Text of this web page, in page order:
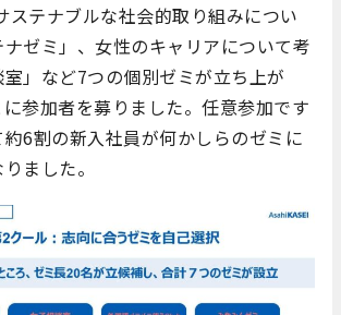
ステナブルな社会的取り組みについ
ゼミ」、女性のキャリアについて考
」など7つの個別ゼミが立ち上が
参加者を募りました。任意参加です
6割の新入社員が何かしらのゼミに
ました。